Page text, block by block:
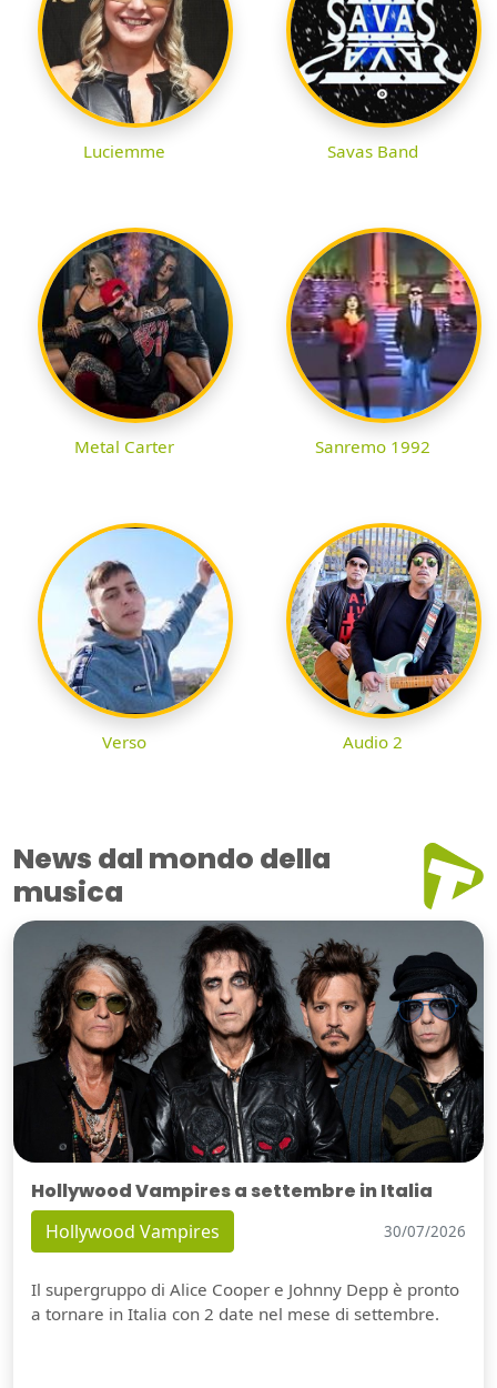
Luciemme Savas Band
Metal Carter Sanremo 1992
Verso Audio 2
News dal mondo della
musica
Hollywood Vampires a settembre in Italia
Hollywood Vampires 30/07/2026
Il supergruppo di Alice Cooper e Johnny Depp è pronto
a tornare in Italia con 2 date nel mese di settembre.